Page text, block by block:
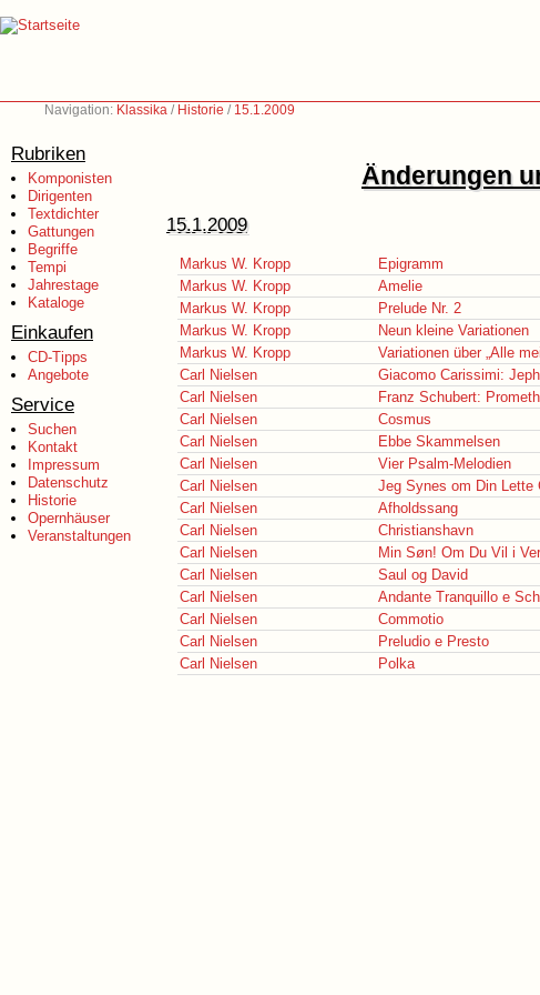
Navigation: Klassika / Historie / 15.1.2009
Rubriken
Komponisten
Dirigenten
Textdichter
Gattungen
Begriffe
Tempi
Jahrestage
Kataloge
Einkaufen
CD-Tipps
Angebote
Service
Suchen
Kontakt
Impressum
Datenschutz
Historie
Opernhäuser
Veranstaltungen
Änderungen
15.1.2009
Markus W. Kropp Epigramm
Markus W. Kropp
Amelie
Markus W. Kropp
Prelude Nr. 2
Markus W. Kropp
Neun kleine Variationen
Markus W. Kropp
Variationen über „Alle
Carl Nielsen
Giacomo Carissimi:
Carl Nielsen
Franz Schubert:
Carl Nielsen
Cosmus
Carl Nielsen
Ebbe Skammelsen
Carl Nielsen
Vier Psalm-Melodien
Carl Nielsen
Jeg Synes om Din Lette
Carl Nielsen
Afholdssang
Carl Nielsen
Christianshavn
Carl Nielsen
Min Søn! Om Du Vil i
Carl Nielsen
Saul og David
Carl Nielsen
Andante Tranquillo e
Carl Nielsen
Commotio
Carl Nielsen
Preludio e Presto
Carl Nielsen
Polka